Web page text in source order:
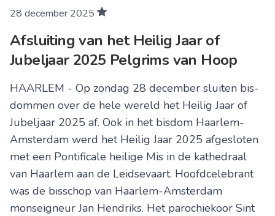
28 december 2025
Afsluiting van het Heilig Jaar of
Jubeljaar 2025 Pelgrims van Hoop
HAARLEM - Op zondag 28 de­cem­ber sluiten bis­
dom­men over de hele wereld het Heilig Jaar of
Jubel­jaar 2025 af. Ook in het bisdom Haar­lem-
Am­ster­dam werd het Heilig Jaar 2025 af­ge­slo­ten
met een Ponti­fi­cale heilige Mis in de ka­the­draal
van Haarlem aan de Leidsevaart. Hoofdcelebrant
was de bisschop van Haarlem-Amsterdam
monseigneur Jan Hendriks. Het parochiekoor Sint